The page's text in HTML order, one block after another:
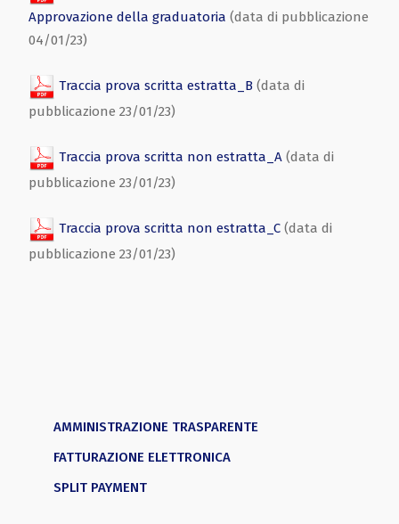
AMMINISTRAZIONE TRASPARENTE
FATTURAZIONE ELETTRONICA
SPLIT PAYMENT
Approvazione della graduatoria (data di pubblicazione
04/01/23)
Traccia prova scritta estratta_B (data di
pubblicazione 23/01/23)
Traccia prova scritta non estratta_A (data di
pubblicazione 23/01/23)
Traccia prova scritta non estratta_C (data di
pubblicazione 23/01/23)